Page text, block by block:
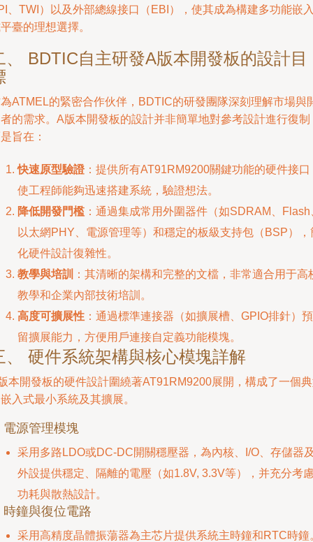
、TWI）以及外部總線接口（EBI），使其成為構建多功能嵌
臺的理想選擇。
、 BDTIC自主研發A版本開發板的設計目
ATMEL的緊密合作伙伴，BDTIC的研發團隊深刻理解市場與
的需求。A版本開發板的設計并非簡單地對參考設計進行復制
旨在：
快速原型驗證：提供所有AT91RM9200關鍵功能的硬件接口
使工程師能夠迅速搭建系統，驗證想法。
降低開發門檻 ：通過集成常用外圍器件（如SDRAM、Flash
以太網PHY、電源管理等）和穩定的板級支持包（BSP），
化硬件設計復雜性。
教學與培訓
：其清晰的架構和完整的文檔，非常適合用于高
教學和企業內部技術培訓。
高度可擴展性 ：通過標準連接器（如擴展槽、GPIO排針）預
留擴展能力，方便用戶連接自定義功能模塊。
、 硬件系統架構與核心模塊詳解
本開發板的硬件設計圍繞著AT91RM9200展開，構成了一個
入式最小系統及其擴展。
電源管理模塊
采用多路LDO或DC-DC開關穩壓器，為內核、I/O、存儲器
外設提供穩定、隔離的電壓（如1.8V, 3.3V等），并充分考
功耗與散熱設計。
時鐘與復位電路
采用高精度晶體振蕩器為主芯片提供系統主時鐘和RTC時鐘